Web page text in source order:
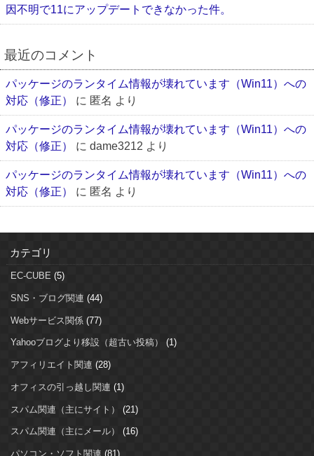
因不明で11にアップデートできなかった件。
最近のコメント
パッケージのランタイム情報が壊れています（Win11）への
対応（修正）
に 匿名 より
パッケージのランタイム情報が壊れています（Win11）への
対応（修正）
に dame3212 より
パッケージのランタイム情報が壊れています（Win11）への
対応（修正）
に 匿名 より
カテゴリ
EC-CUBE (5)
SNS・ブログ関連 (44)
Webサービス関係 (77)
Yahooブログより移設（超古い投稿） (1)
アフィリエイト関連 (28)
オフィスの引っ越し関連 (1)
スパム関連（主にサイト） (21)
スパム関連（主にメール） (16)
パソコン・ソフト関連 (81)